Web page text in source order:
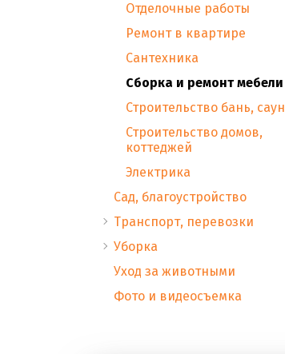
Отделочные работы
Ремонт в квартире
Сантехника
Сборка и ремонт мебели
Строительство бань, саун
Строительство домов,
коттеджей
Электрика
Сад, благоустройство
Транспорт, перевозки
Уборка
Уход за животными
Фото и видеосъемка